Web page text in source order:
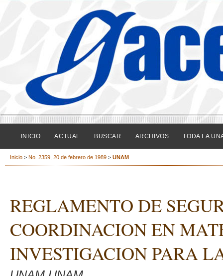
INICIO ACTUAL BUSCAR ARCHIVOS TODA LA
Inicio > No. 2359, 20 de febrero de 1989 > UNAM
REGLAMENTO DE
COORDINACION EN
INVESTIGACION PARA